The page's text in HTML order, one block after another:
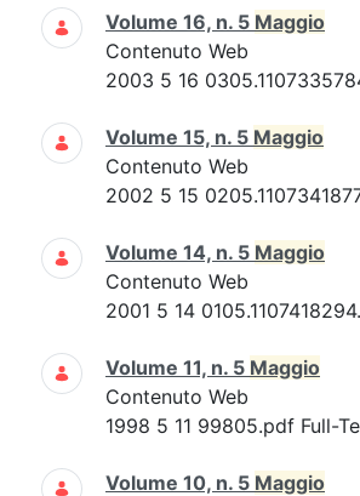
Volume 16, n. 5 Maggio
Contenuto Web
2003 5 16
Volume 15, n. 5 Maggio
Contenuto Web
2002 5 15
Volume 14, n. 5 Maggio
Contenuto Web
2001 5 14
Volume 11, n. 5 Maggio
Contenuto Web
1998 5 11 99805.pdf Full-
Volume 10, n. 5 Maggio